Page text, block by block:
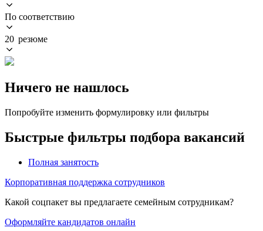
По соответствию
20 резюме
Ничего не нашлось
Попробуйте изменить формулировку или фильтры
Быстрые фильтры подбора вакансий
Полная занятость
Корпоративная поддержка сотрудников
Какой соцпакет вы предлагаете семейным сотрудникам?
Оформляйте кандидатов онлайн